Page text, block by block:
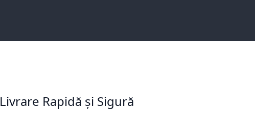
Livrare Rapidă și Sigură